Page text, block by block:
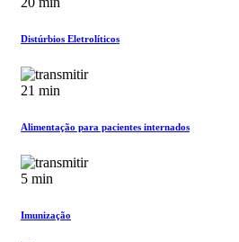
Distúrbios Eletrolíticos
21 min
Alimentação para pacientes internados
5 min
Imunização